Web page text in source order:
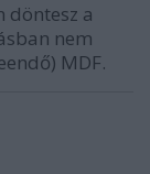
döntesz a
nem
MDF.